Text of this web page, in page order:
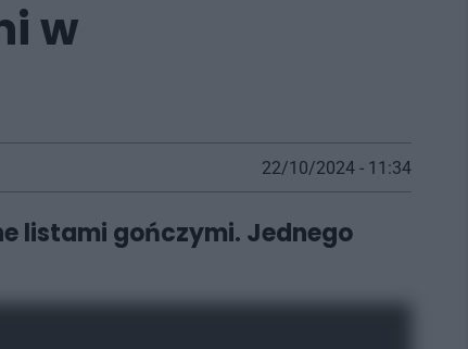
w
22/10/2024 - 11:34
listami gończymi. Jednego